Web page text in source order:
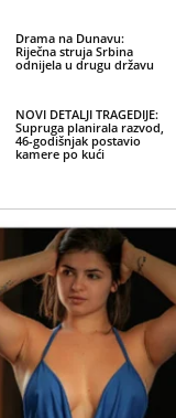
Drama na Dunavu:
Riječna struja Srbina
odnijela u drugu državu
NOVI DETALJI TRAGEDIJE:
Supruga planirala razvod,
46-godišnjak postavio
kamere po kući